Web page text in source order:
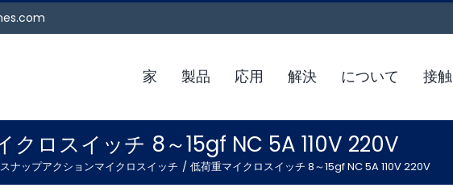
家 製品 応用 解決 について 接触
クロスイッチ 8～15gf NC 5A 110V 220V
ナップアクションマイクロスイッチ 低荷重マイクロスイッチ 8～15gf NC 5A 110V 220V